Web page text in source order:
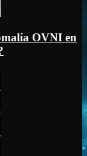
OVNI en